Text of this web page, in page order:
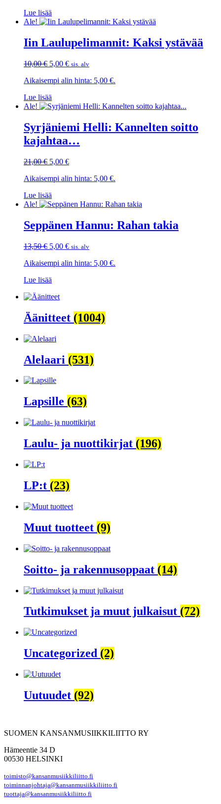
Lue lisää
Ale!
Iin Laulupelimannit: Kaksi ystävää
10,00€ Alkuperäinen
oli:
5,00 €Nykyinen
on:
sis. alv
Aikaisempi alin hinta: 5,00 €.
Lue lisää
Ale!
Syrjäniemi Helli: Kannelten soitto
kajahtaa…
21,00€ Alkuperäinen
oli:
5,00 €Nykyinen
on:
Aikaisempi alin hinta: 5,00 €.
Lue lisää
Ale!
Seppänen Hannu: Rahan takia
13,50€ Alkuperäinen
oli:
5,00 €Nykyinen
on:
sis. alv
Aikaisempi alin hinta: 5,00 €.
Lue lisää
Äänitteet (1004)
Alelaari (531)
Lapsille (63)
Laulu- ja nuottikirjat (196)
LP:t (23)
Muut tuotteet (9)
Soitto- ja rakennusoppaat (14)
Tutkimukset ja muut julkaisut (72)
Uncategorized (2)
Uutuudet (92)
SUOMEN KANSANMUSIIKKILIITTO RY
Hämeentie 34 D
00530 HELSINKI
toimisto@kansanmusiikkiliitto.fi
toiminnanjohtaja@kansanmusiikkiliitto.fi
tuottaja@kansanmusiikkiliitto.fi